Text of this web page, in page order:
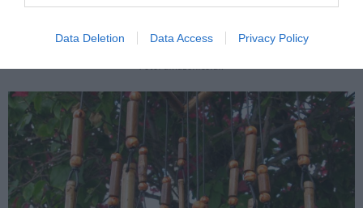
Data Deletion Data Access Privacy Policy
Fotó: amazon.co.uk